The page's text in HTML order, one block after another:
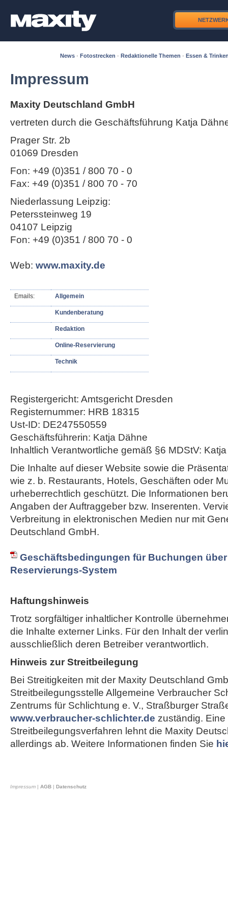
News · Fotostrecken · Redaktionelle Themen · Essen &
Impressum
Maxity Deutschland GmbH
vertreten durch die Geschäftsführung Katja
Prager Str. 2b
01069 Dresden
Fon: +49 (0)351 / 800 70 - 0
Fax: +49 (0)351 / 800 70 - 70
Niederlassung Leipzig:
Peterssteinweg 19
04107 Leipzig
Fon: +49 (0)351 / 800 70 - 0
Web: www.maxity.de
Emails: Allgemein
Kundenberatung
Redaktion
Online-Reservierung
Technik
Registergericht: Amtsgericht Dresden
Registernummer: HRB 18315
Ust-ID: DE247550559
Geschäftsführerin: Katja Dähne
Inhaltlich Verantwortliche gemäß §6 MDStV:
Die Inhalte auf dieser Website sowie die
wie z. b. Restaurants, Hotels, Geschäften oder
urheberrechtlich geschützt. Die Informationen
Angaben der Auftraggeber bzw. Inserenten.
Verbreitung in elektronischen Medien nur mit
Deutschland GmbH.
Geschäftsbedingungen für Buchungen
Reservierungs-System
Haftungshinweis
Trotz sorgfältiger inhaltlicher Kontrolle
die Inhalte externer Links. Für den Inhalt der
ausschließlich deren Betreiber verantwortlich.
Hinweis zur Streitbeilegung
Bei Streitigkeiten mit der Maxity Deutschland
Streitbeilegungsstelle Allgemeine Verbraucher
Zentrums für Schlichtung e. V., Straßburger
www.verbraucher-schlichter.de zuständig.
Streitbeilegungsverfahren lehnt die Maxity
allerdings ab. Weitere Informationen finden Sie
Impressum | AGB | Datenschutz